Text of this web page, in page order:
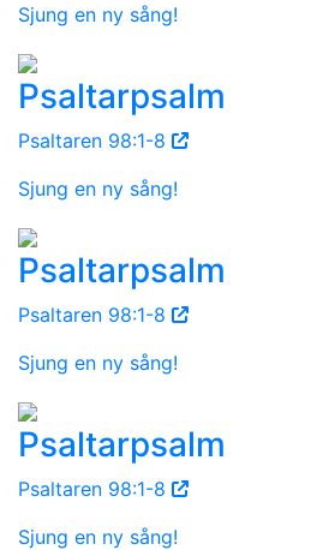
Sjung en ny sång!
Psaltarpsalm
Psaltaren 98:1-8
Sjung en ny sång!
Psaltarpsalm
Psaltaren 98:1-8
Sjung en ny sång!
Psaltarpsalm
Psaltaren 98:1-8
Sjung en ny sång!